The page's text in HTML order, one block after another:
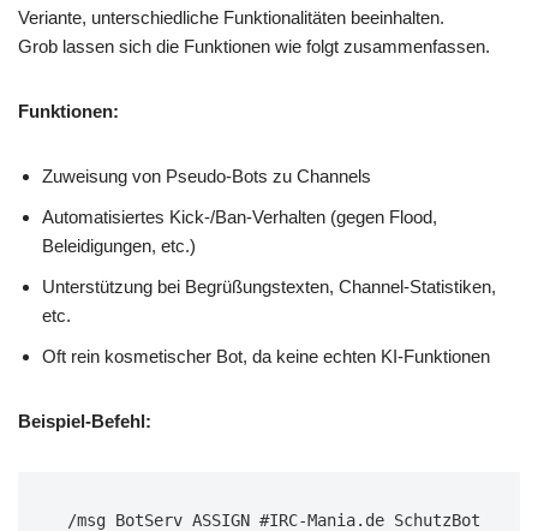
Veriante, unterschiedliche Funktionalitäten beeinhalten.
Grob lassen sich die Funktionen wie folgt zusammenfassen.
Funktionen:
Zuweisung von Pseudo-Bots zu Channels
Automatisiertes Kick-/Ban-Verhalten (gegen Flood,
Beleidigungen, etc.)
Unterstützung bei Begrüßungstexten, Channel-Statistiken,
etc.
Oft rein kosmetischer Bot, da keine echten KI-Funktionen
Beispiel-Befehl:
/msg BotServ ASSIGN #IRC-Mania.de SchutzBot